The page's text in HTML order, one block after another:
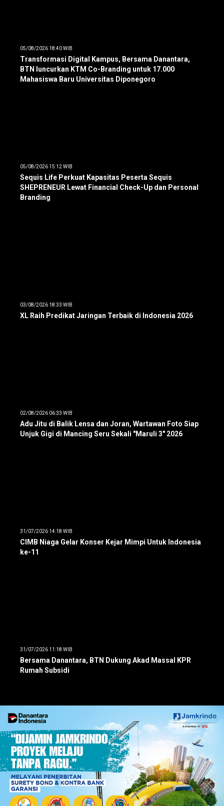
05/08/2026 18:40 WIB
Transformasi Digital Kampus, Bersama Danantara,
BTN luncurkan KTM Co-Branding untuk 17.000
Mahasiswa Baru Universitas Diponegoro
05/08/2026 15:12 WIB
Sequis Life Perkuat Kapasitas Peserta Sequis
SHEPRENEUR Lewat Financial Check-Up dan Personal
Branding
03/08/2026 18:33 WIB
XL Raih Predikat Jaringan Terbaik di Indonesia 2026
02/08/2026 06:33 WIB
Adu Jitu di Balik Lensa dan Joran, Wartawan Foto Siap
Unjuk Gigi di Mancing Seru Sekali "Maruli 3" 2026
31/07/2026 14:18 WIB
CIMB Niaga Gelar Konser Kejar Mimpi Untuk Indonesia
ke-11
31/07/2026 11:18 WIB
Bersama Danantara, BTN Dukung Akad Massal KPR
Rumah Subsidi